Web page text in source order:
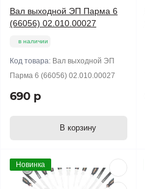
Вал выходной ЭП Парма 6
(66056) 02.010.00027
в наличии
Код товара: Вал выходной ЭП
Парма 6 (66056) 02.010.00027
690 р
В корзину
Новинка